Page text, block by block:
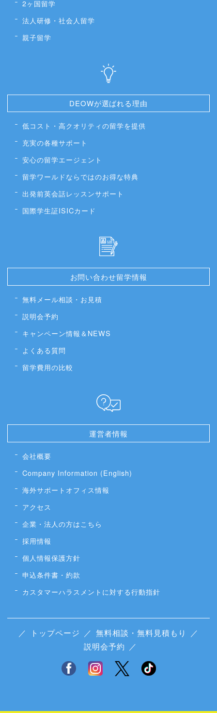
2ヶ国留学
法人研修・社会人留学
親子留学
DEOWが選ばれる理由
低コスト・高クオリティの留学を提供
充実の各種サポート
安心の留学エージェント
留学ワールドならではのお得な特典
出発前英会話レッスンサポート
国際学生証ISICカード
お問い合わせ留学情報
無料メール相談・お見積
説明会予約
キャンペーン情報＆NEWS
よくある質問
留学費用の比較
運営者情報
会社概要
Company Information (English)
海外サポートオフィス情報
アクセス
企業・法人の方はこちら
採用情報
個人情報保護方針
申込条件書・約款
カスタマーハラスメントに対する行動指針
／ トップページ ／ 無料相談・無料見積もり
／
説明会予約 ／